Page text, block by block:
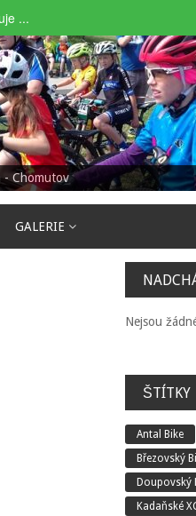
- Chomutov
GALERIE
Nejsou
ŠTÍTKY
Antal Bike
Březovský
Doupovský
Kadaňské
...